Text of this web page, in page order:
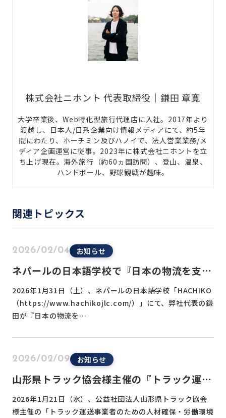
株式会社ニホント 代表取締役｜鎌田 章寛
大学卒業後、Web特化型旅行代理店に入社。2017年より
渡越し、日本人/日系企業向け情報メディアにて、約5年
間にわたり、ホーチミン及びハノイで、法人営業業務/メ
ディア企画運営に従事。2023年に株式会社ニホントを立
ち上げ現在。海外旅行（約60ヵ国訪問）、登山、温泉、
ハンドボール、野球観戦が趣味。
関連トピックス
2026/02/04 お知らせ
ネパールの日本語学校で『日本の物流を支え
明会を行いました
2026年1月31日（土）、ネパールの日本語学校「HACHIKO
（https://www.hachikojlc.com/）」にて、弊社代表の鎌
田が『日本の物流を…
2026/02/09 お知らせ
山形県トラック協会様主催の『トラック運送
ナー』に登壇いたしました
2026年1月21日（水）、公益社団法人山形県トラック協会
様主催の「トラック運送事業者のための人材確保・労働環境